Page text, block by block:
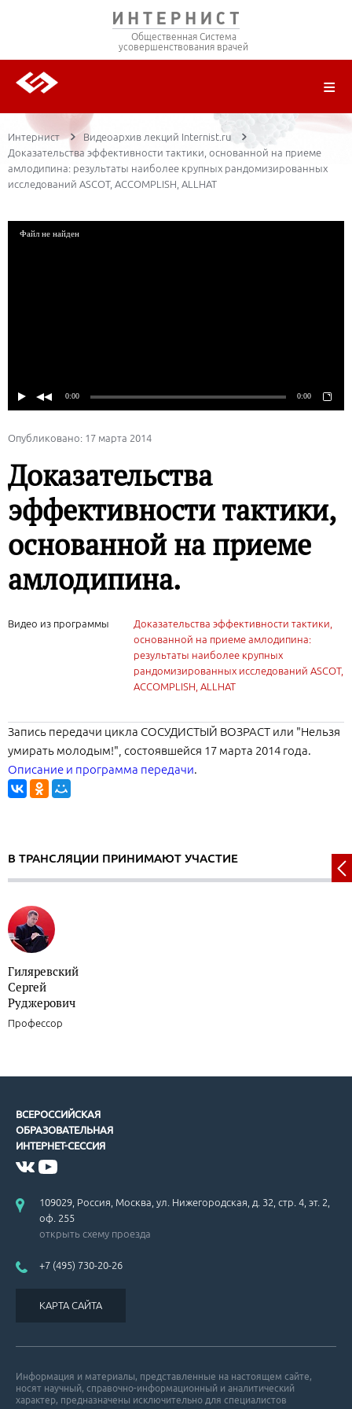
Общественная Система
усовершенствования врачей
ЦИКЛЫ ПЕРЕДАЧ
Интернист
Видеоархив лекций Internist.ru
Доказательства эффективности тактики, основанной на приеме
амлодипина: результаты наиболее крупных рандомизированных
исследований ASCOT, ACCOMPLISH, ALLHAT
Опубликовано: 17 марта 2014
Доказательства
эффективности тактики,
основанной на приеме
амлодипина.
Видео из программы
Доказательства эффективности тактики,
основанной на приеме амлодипина:
результаты наиболее крупных
рандомизированных исследований ASCOT,
ACCOMPLISH, ALLHAT
Запись передачи цикла СОСУДИСТЫЙ ВОЗРАСТ или "Нельзя
умирать молодым!", состоявшейся 17 марта 2014 года.
Описание и программа передачи.
В ТРАНСЛЯЦИИ ПРИНИМАЮТ УЧАСТИЕ
Гиляревский
Сергей
Руджерович
Профессор
ВСЕРОССИЙСКАЯ
ОБРАЗОВАТЕЛЬНАЯ
ИНТЕРНЕТ-СЕССИЯ
109029, Россия, Москва, ул. Нижегородская, д. 32, стр. 4, эт. 2,
оф. 255
открыть схему проезда
+7 (495) 730-20-26
КАРТА САЙТА
Информация и материалы, представленные на настоящем сайте,
носят научный, справочно-информационный и аналитический
характер, предназначены исключительно для специалистов